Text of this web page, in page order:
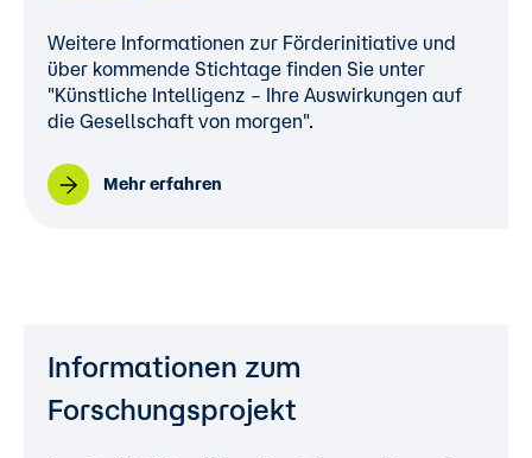
Weitere Informationen zur Förderinitiative und
über kommende Stichtage finden Sie unter
"Künstliche Intelligenz – Ihre Auswirkungen auf
die Gesellschaft von morgen".
Mehr erfahren
Informationen zum
Forschungsprojekt